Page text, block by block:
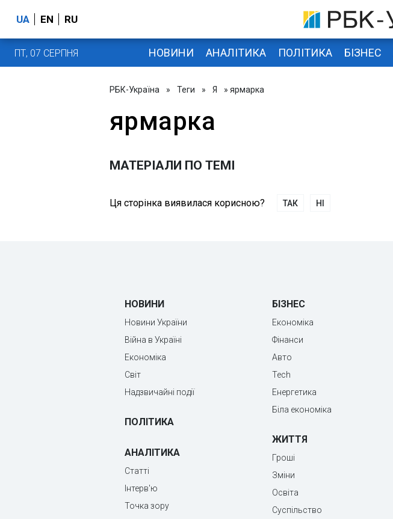
UA EN RU
ПТ, 07 СЕРПНЯ НОВИНИ АНАЛІТИКА ПОЛІТИКА БІЗНЕС
РБК-Україна » Теги » Я » ярмарка
ярмарка
МАТЕРІАЛИ ПО ТЕМІ
Ця сторінка виявилася корисною? ТАК НІ
НОВИНИ
Новини України
Війна в Україні
Економіка
Світ
Надзвичайні події
ПОЛІТИКА
АНАЛІТИКА
Статті
Інтерв'ю
Точка зору
БІЗНЕС
Економіка
Фінанси
Авто
Tech
Енергетика
Біла економіка
ЖИТТЯ
Гроші
Зміни
Освіта
Суспільство